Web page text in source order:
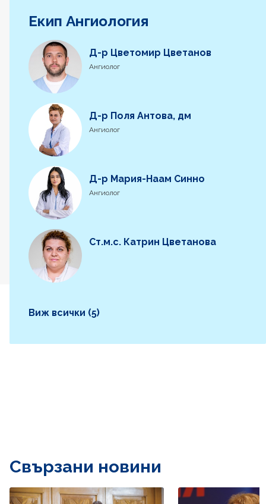
Екип Ангиология
Д-р Цветомир Цветанов
Ангиолог
Д-р Поля Антова, дм
Ангиолог
Д-р Мария-Наам Синно
Ангиолог
Ст.м.с. Катрин Цветанова
Виж всички (5)
Свързани новини